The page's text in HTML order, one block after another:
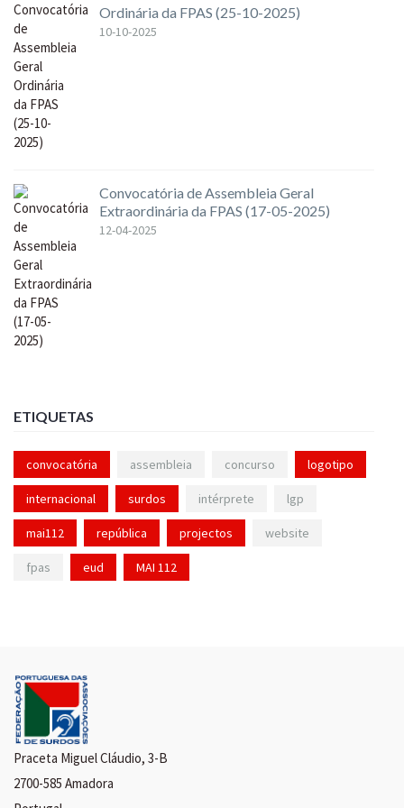
Ordinária da FPAS (25-10-2025)
10-10-2025
Convocatória de Assembleia Geral
Extraordinária da FPAS (17-05-2025)
12-04-2025
ETIQUETAS
convocatória assembleia concurso logotipo
internacional surdos intérprete lgp
mai112 república projectos website
fpas eud MAI 112
Praceta Miguel Cláudio, 3-B
2700-585 Amadora